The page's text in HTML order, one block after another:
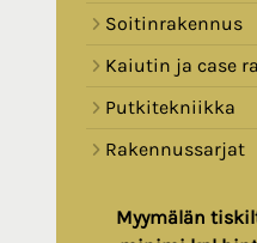
Soitinrakennus
Kaiutin ja case
Putkitekniikka
Rakennussarjat
Myymälän